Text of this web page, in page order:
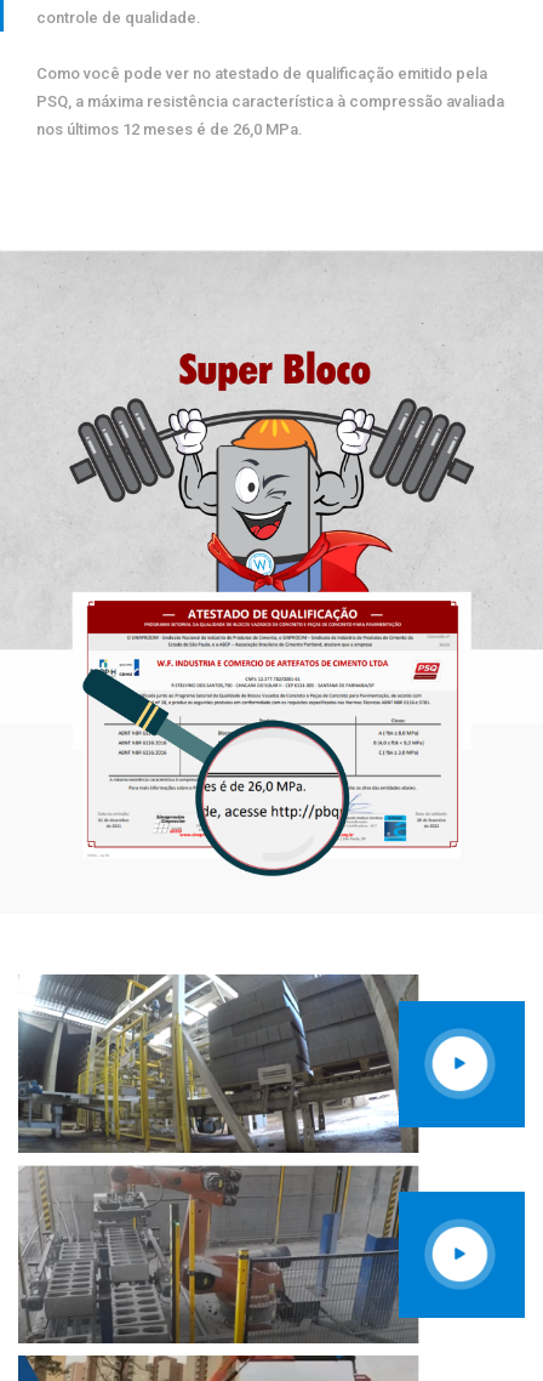
controle de qualidade.
Como você pode ver no atestado de qualificação emitido pela
PSQ, a máxima resistência característica à compressão avaliada
nos últimos 12 meses é de 26,0 MPa.